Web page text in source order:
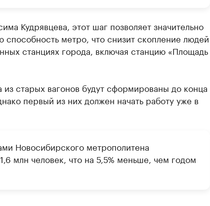
Кудрявцева, этот шаг позволяет значительно
способность метро, что снизит скопление людей
станциях города, включая станцию «Площадь
из старых вагонов будут сформированы до конца
первый из них должен начать работу уже в
Новосибирского метрополитена
млн человек, что на 5,5% меньше, чем годом